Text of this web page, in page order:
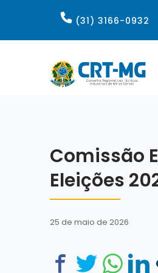
(31) 3166-0932
Comissão
Eleições
25 de maio de 2026